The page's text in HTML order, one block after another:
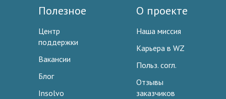
Полезное
Центр
поддержки
Вакансии
Блог
Insolvo
О проекте
Наша миссия
Карьера в WZ
Польз. согл.
Отзывы
заказчиков